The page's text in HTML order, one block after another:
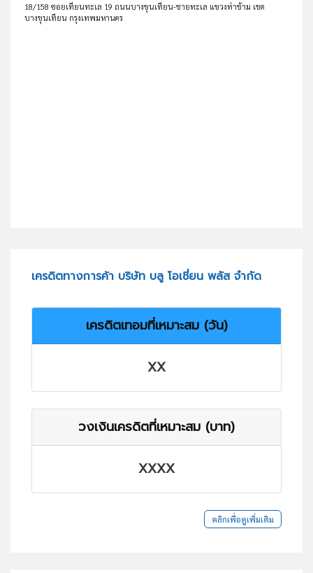
18/158 ซอยเทียนทะเล 19 ถนนบางขุนเทียน-ชายทะเล แขวงท่าข้าม เขต
บางขุนเทียน กรุงเทพมหานคร
เครดิตทางการค้า บริษัท บลู โอเชี่ยน พลัส จำกัด
เครดิตเทอมที่เหมาะสม (วัน)
XX
วงเงินเครดิตที่เหมาะสม (บาท)
XXXX
คลิกเพื่อดูเพิ่มเติม